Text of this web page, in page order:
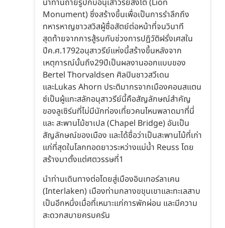
นำท่านถ่ายรูปกับอนุเสาวรีย์สิงโต (Lion
Monument) ซึ่งสร้างขึ้นเพื่อเป็นการรำลึกถึง
ทหารหาญชาวสวิสผู้ซื่อสัตย์ต่อหน้าที่จนวินาที
สุดท้ายจากการสู้รบกับช่วงการปฎิวัติฝรั่งเศสใน
ปีค.ศ.1792อนุสาวรีย์แห่งนี้สร้างขึ้นหลังจาก
เหตุการณ์นั้นถึง29ปีเป็นผลงานออกแบบของ
Bertel Thorvaldsen ศิลปินชาวสวีเดน
และLukas Ahorn ประติมากรจากเมืองคอนสแตน
ซ์เป็นผู้แกะสลักอนุสาวรีย์นี้คือสัญลักษณ์สำคัญ
ของลูเซิร์นที่ไม่มีนักท่องเที่ยวคนไหนพลาดมาที่นี่
และ สะพานไม้ชาเปล (Chapel Bridge) อันเป็น
สัญลักษณ์ของเมือง และได้ชื่อว่าเป็นสะพานไม้ที่เก่า
แก่ที่สุดในโลกทอดยาวระหว่างแม่น้ำ Reuss โดย
สร้างมาตั้งแต่ศตวรรษที่1
นำท่านเดินทางต่อโดยสู่เมืองอินเทอร์ลาเคน
(Interlaken) เมืองท่ามกลางขขุนเขาและทะเลสาบ
เป็นอีกหนึ่งเมื่อที่เหมาะแก่การพักผ่อน และมีความ
สะดวกสบายครบครัน